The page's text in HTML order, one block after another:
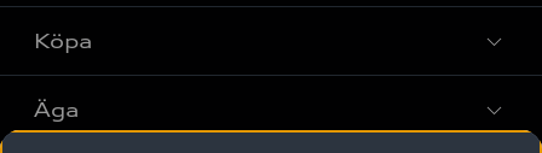
Alla modeller
Elbilar
Köpa
Privaterbjudanden
Äga